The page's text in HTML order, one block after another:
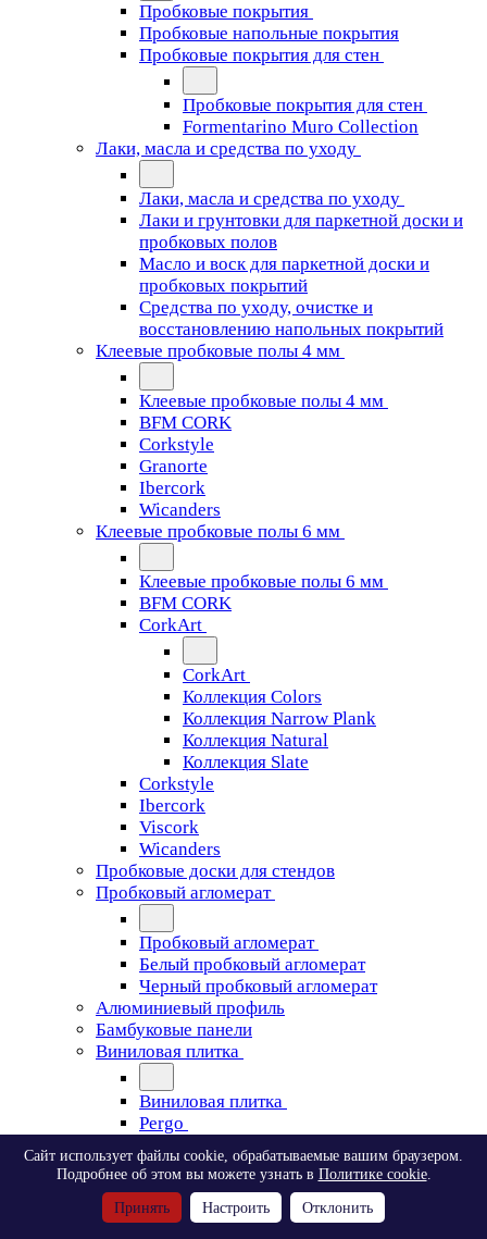
Пробковые покрытия
Пробковые напольные покрытия
Пробковые покрытия для стен
Пробковые покрытия для стен
Formentarino Muro Collection
Лаки, масла и средства по уходу
Лаки, масла и средства по уходу
Лаки и грунтовки для паркетной доски и
пробковых полов
Масло и воск для паркетной доски и
пробковых покрытий
Средства по уходу, очистке и
восстановлению напольных покрытий
Клеевые пробковые полы 4 мм
Клеевые пробковые полы 4 мм
BFM CORK
Corkstyle
Granorte
Ibercork
Wicanders
Клеевые пробковые полы 6 мм
Клеевые пробковые полы 6 мм
BFM CORK
CorkArt
CorkArt
Коллекция Colors
Коллекция Narrow Plank
Коллекция Natural
Коллекция Slate
Corkstyle
Ibercork
Viscork
Wicanders
Пробковые доски для стендов
Пробковый агломерат
Пробковый агломерат
Белый пробковый агломерат
Черный пробковый агломерат
Алюминиевый профиль
Бамбуковые панели
Виниловая плитка
Виниловая плитка
Pergo
Pergo
Classic Plank Optimum Glue
Modern Plank Optimum Glue
Сайт использует файлы cookie, обрабатываемые вашим браузером.
Подробнее об этом вы можете узнать в Политике cookie.
Принять Настроить Отклонить